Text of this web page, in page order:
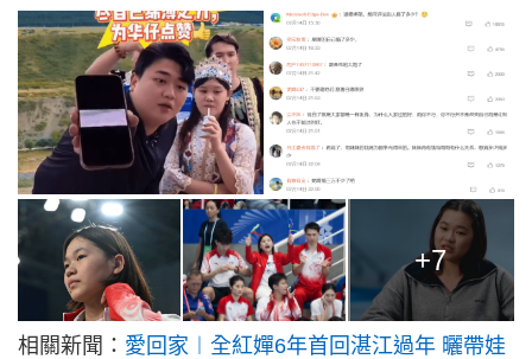
+7
相關新聞： 愛回家︱全紅嬋6年首回湛江過年 曬帶娃